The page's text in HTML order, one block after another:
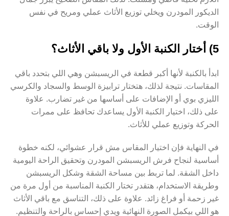
الديكور المودرن ويخلي توزيع الأثاث عملي ومريح في نفس
الوقت.
5) أختار الكنبة الأول ولا باقي الأثاث؟
ابدأ بالكنبة لأنها أكبر قطعة في الريسبشن وهي اللي بتحدد باقي
المقاسات. نتيجة لذلك، هتختار ترابيزة الوسط والسجاد والكرسي
الليزي بوي أو الإضافات على أساسها من غير تضارب. علاوة
على ذلك، اختيار الكنبة الأول يساعدك تحافظ على ممرات
الحركة وتوزيع عملي للأثاث.
في النهاية فإن اختيار المقاس مش قرار عشوائي، لكنه خطوة
أساسية لنجاح فرش الريسبشن المودرن وتحقيق الراحة اليومية
داخل الشقة. لما تربط بين مساحة الشقة وشكل الريسبشن
وطريقة الاستخدام، هتقدر تختار الكنبة المناسبة من أول مرة من
غير زحمة أو فراغ زائد. علاوة على ذلك، التناسق مع باقي الأثاث
هو اللي بيكمل الصورة النهائية ويدي إحساس بالراحة والتنظيم.